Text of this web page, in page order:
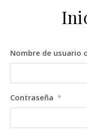
Nombre de usuario
Contraseña *